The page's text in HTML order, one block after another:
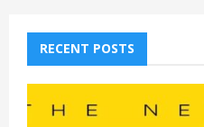
RECENT POSTS